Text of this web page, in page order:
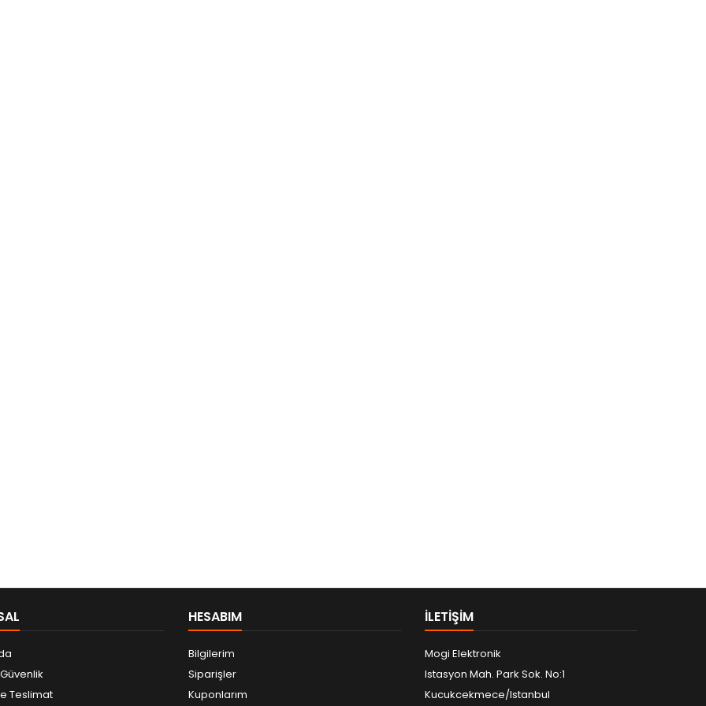
Teslimat
HESABIM
Bilgilerim
Siparişler
Kuponlarım
ILETIŞIM
Mogi Elektronik
Istasyon Mah. Park Sok. No:1
Kucukcekmece/Istanbul